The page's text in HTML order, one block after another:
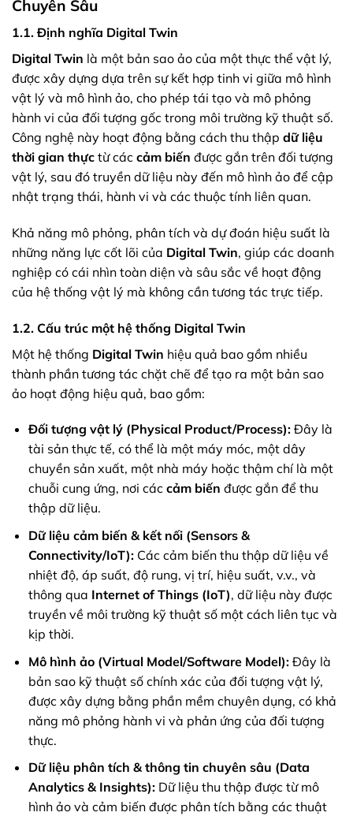
Chuyên Sâu
1.1. Định nghĩa Digital Twin
Digital Twin là một bản sao ảo của một thực thể vật lý,
được xây dựng dựa trên sự kết hợp tinh vi giữa mô hình
vật lý và mô hình ảo, cho phép tái tạo và mô phỏng
hành vi của đối tượng gốc trong môi trường kỹ thuật số.
Công nghệ này hoạt động bằng cách thu thập dữ liệu
thời gian thực từ các cảm biến được gắn trên đối tượng
vật lý, sau đó truyền dữ liệu này đến mô hình ảo để cập
nhật trạng thái, hành vi và các thuộc tính liên quan.
Khả năng mô phỏng, phân tích và dự đoán hiệu suất là
những năng lực cốt lõi của Digital Twin, giúp các doanh
nghiệp có cái nhìn toàn diện và sâu sắc về hoạt động
của hệ thống vật lý mà không cần tương tác trực tiếp.
1.2. Cấu trúc một hệ thống Digital Twin
Một hệ thống Digital Twin hiệu quả bao gồm nhiều
thành phần tương tác chặt chẽ để tạo ra một bản sao
ảo hoạt động hiệu quả, bao gồm:
Đối tượng vật lý (Physical Product/Process):Đây là
tài sản thực tế, có thể là một máy móc, một dây
chuyền sản xuất, một nhà máy hoặc thậm chí là một
chuỗi cung ứng, nơi các cảm biến được gắn để thu
thập dữ liệu.
Dữ liệu cảm biến & kết nối (Sensors &
Connectivity/IoT):Các cảm biến thu thập dữ liệu về
nhiệt độ, áp suất, độ rung, vị trí, hiệu suất, v.v., và
thông qua Internet of Things (IoT), dữ liệu này được
truyền về môi trường kỹ thuật số một cách liên tục và
kịp thời.
Mô hình ảo (Virtual Model/Software Model):Đây là
bản sao kỹ thuật số chính xác của đối tượng vật lý,
được xây dựng bằng phần mềm chuyên dụng, có khả
năng mô phỏng hành vi và phản ứng của đối tượng
thực.
Dữ liệu phân tích & thông tin chuyên sâu (Data
Analytics & Insights):Dữ liệu thu thập được từ mô
hình ảo và cảm biến được phân tích bằng các thuật